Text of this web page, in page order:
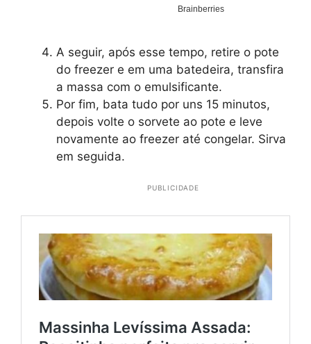
A seguir, após esse tempo, retire o pote
do freezer e em uma batedeira, transfira
a massa com o emulsificante.
Por fim, bata tudo por uns 15 minutos,
depois volte o sorvete ao pote e leve
novamente ao freezer até congelar. Sirva
em seguida.
PUBLICIDADE